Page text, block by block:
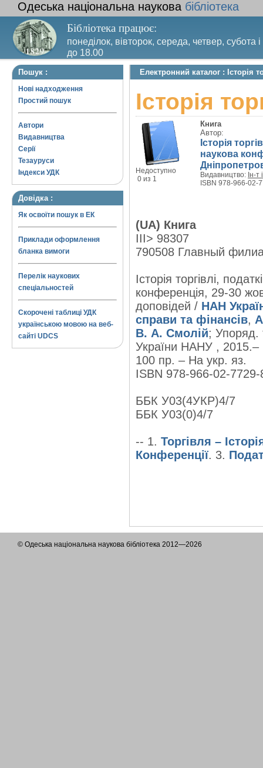
Одеська національна наукова бібліотека
Бібліотека працює:
понеділок, вівторок, середа, четвер, субота
до 18.00
Вихідний день – п’ятниця. Останній четвер
Пошук :
Нові надходження
Простий пошук
Автори
Видавництва
Серії
Тезауруси
Індекси УДК
Довідка :
Як освоїти пошук в ЕК
Приклади оформлення
бланка вимоги
Перелік наукових
спеціальностей
Скорочені таблиці УДК
українською мовою на веб-
сайті UDCS
Електронний каталог : Історія
Історія
Недоступно
0 из 1
Книга
Автор:
Історія
наукова
Видавництво: Ін-
ISBN 978-966-02-
(UA) Книга
III> 98307
790508 Главный
Історія торгівлі,
конференція, 29-30
доповідей / НАН
справи та фінансів,
В. А. Смолій; Упоряд.
України НАНУ , 2015.–
100 пр. – На укр. яз.
ISBN 978-966-02-
ББК У03(4УКР)4/7
ББК У03(0)4/7
-- 1. Торгівля –
Конференції. 3.
© Одеська національна наукова бібліотека 2012—2026